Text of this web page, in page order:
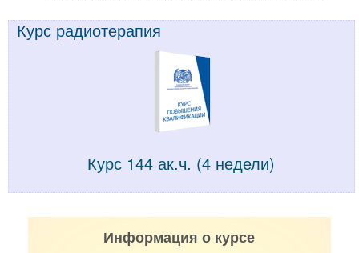
Курс радиотерапия
Курс 144 ак.ч. (4 недели)
Информация о курсе